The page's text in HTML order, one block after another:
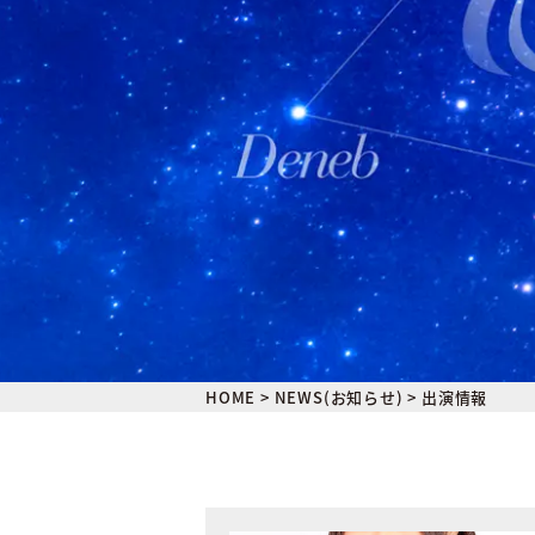
HOME > NEWS(お知らせ) > 出演情報